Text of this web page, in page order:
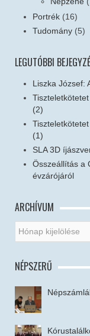
Portrék (16)
Tudomány (5)
LEGUTÓBBI
Liszka József:
(2)
(1)
SLA 3D
Összeállítás a
évzárójáról
ARCHÍVUM
NÉPSZERŰ